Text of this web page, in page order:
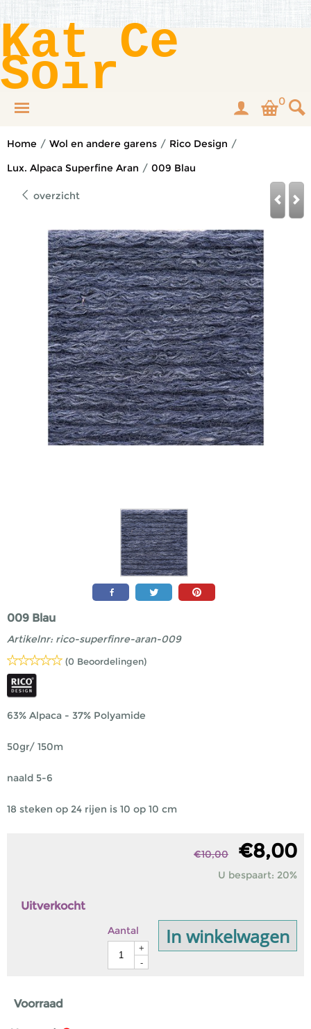
Kat Ce
Soir 0
Home / Wol en andere garens / Rico Design /
Lux. Alpaca Superfine Aran / 009 Blau
overzicht
009 Blau
Artikelnr: rico-superfinre-aran-009
(0 Beoordelingen)
63% Alpaca - 37% Polyamide
50gr/ 150m
naald 5-6
18 steken op 24 rijen is 10 op 10 cm
€10,00 €8,00
U bespaart: 20%
Uitverkocht
Aantal
+
-
In winkelwagen
Voorraad